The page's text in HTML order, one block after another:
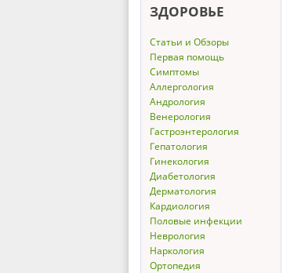
ЗДОРОВЬЕ
Статьи и Обзоры
Первая помощь
Симптомы
Аллергология
Андрология
Венерология
Гастроэнтерология
Гепатология
Гинекология
Диабетология
Дерматология
Кардиология
Половые инфекции
Неврология
Наркология
Ортопедия